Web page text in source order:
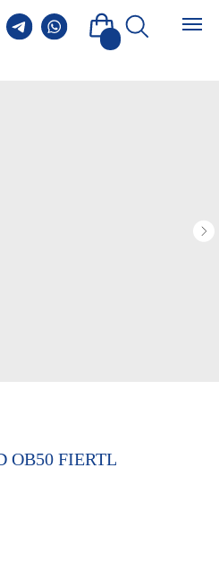
OB50 FIERTL